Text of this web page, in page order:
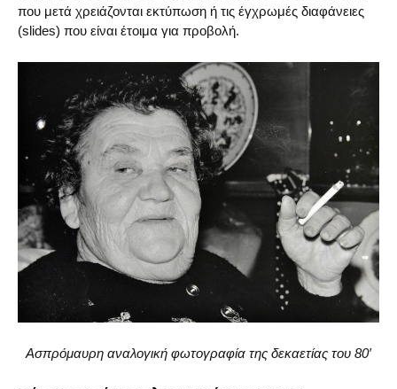
που μετά χρειάζονται εκτύπωση ή τις έγχρωμές διαφάνειες
(slides) που είναι έτοιμα για προβολή.
Ασπρόμαυρη αναλογική φωτογραφία της δεκαετίας του 80′